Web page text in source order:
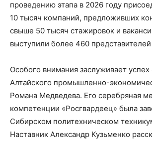
проведению этапа в 2026 году
10 тысяч компаний, предложивших
свыше 50 тысяч стажировок и
выступили более 460
Особого внимания заслуживает успех
Алтайского промышленно-
Романа Медведева. Его серебряная
компетенции «Росгвардеец» была
Сибирском политехническом
Наставник Александр Кузьменко